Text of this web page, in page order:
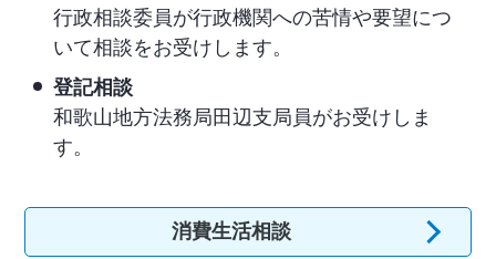
行政相談委員が行政機関への苦情や要望につ
いて相談をお受けします。
登記相談
和歌山地方法務局田辺支局員がお受けしま
す。
消費生活相談